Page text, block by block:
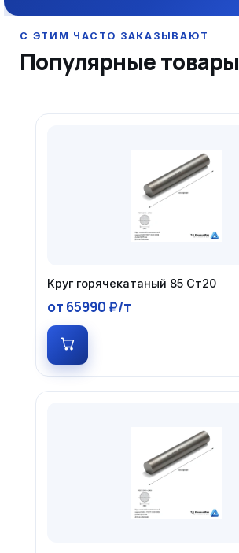
Популярные товары
Круг горячекатаный 85 Ст20
от 65990 ₽/т